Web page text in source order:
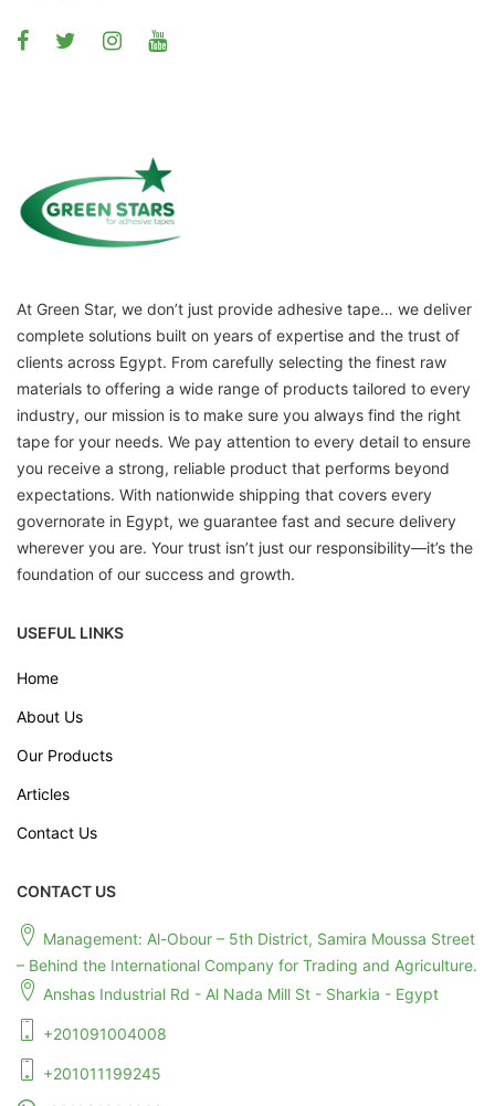
At Green Star, we don’t just provide adhesive tape… we deliver
complete solutions built on years of expertise and the trust of
clients across Egypt. From carefully selecting the finest raw
materials to offering a wide range of products tailored to every
industry, our mission is to make sure you always find the right
tape for your needs. We pay attention to every detail to ensure
you receive a strong, reliable product that performs beyond
expectations. With nationwide shipping that covers every
governorate in Egypt, we guarantee fast and secure delivery
wherever you are. Your trust isn’t just our responsibility—it’s the
foundation of our success and growth.
USEFUL LINKS
Home
About Us
Our Products
Articles
Contact Us
CONTACT US
Management: Al-Obour – 5th District, Samira Moussa Street
– Behind the International Company for Trading and Agriculture.
Anshas Industrial Rd - Al Nada Mill St - Sharkia - Egypt
+201091004008
+201011199245